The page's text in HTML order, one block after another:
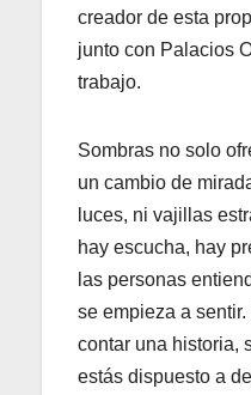
creador de esta
junto con Palacios
trabajo.
Sombras no solo
un cambio de
luces, ni vajillas
hay escucha, hay
las personas
se empieza a
contar una historia,
estás dispuesto a